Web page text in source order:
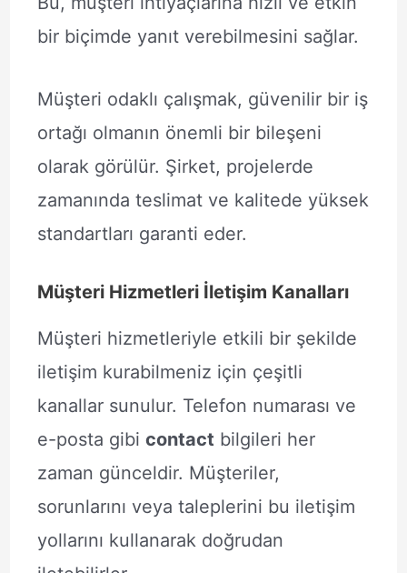
bir biçimde yanıt verebilmesini sağlar.
Müşteri odaklı çalışmak, güvenilir bir iş
ortağı olmanın önemli bir bileşeni
olarak görülür. Şirket, projelerde
zamanında teslimat ve kalitede yüksek
standartları garanti eder.
Müşteri Hizmetleri İletişim Kanalları
Müşteri hizmetleriyle etkili bir şekilde
iletişim kurabilmeniz için çeşitli
kanallar sunulur. Telefon numarası ve
e-posta gibi contact bilgileri her
zaman günceldir. Müşteriler,
sorunlarını veya taleplerini bu iletişim
yollarını kullanarak doğrudan